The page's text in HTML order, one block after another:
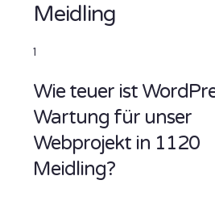
Meidling
1
Wie teuer ist
Wartung für unser
Webprojekt in 1120
Meidling?